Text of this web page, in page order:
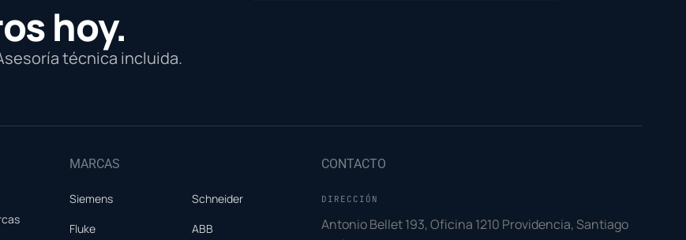
hoy.
técnica incluida.
MARCAS
Siemens
Schneider
Fluke
ABB
CONTACTO
DIRECCIÓN
Antonio Bellet 193, Oficina 1210 Providencia, Santiago